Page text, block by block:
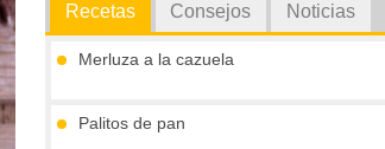
Recetas
Merluza a la cazuela
Palitos de pan
Consejos Noticias